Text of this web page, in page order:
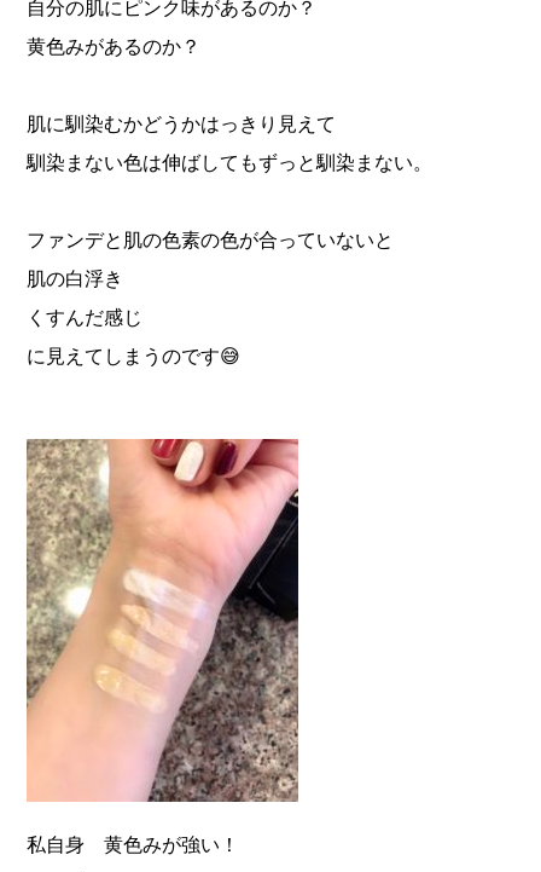
自分の肌にピンク味があるのか？
黄色みがあるのか？
肌に馴染むかどうかはっきり見えて
馴染まない色は伸ばしてもずっと馴染まない。
ファンデと肌の色素の色が合っていないと
肌の白浮き
くすんだ感じ
に見えてしまうのです😅
私自身 黄色みが強い！